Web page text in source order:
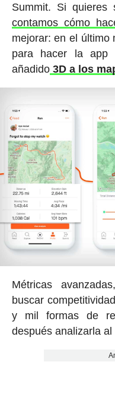
Summit. Si
contamos cómo
mejorar: en el último
para hacer la app
añadido3D a los
Métricas
buscar
y mil formas de
después analizarla